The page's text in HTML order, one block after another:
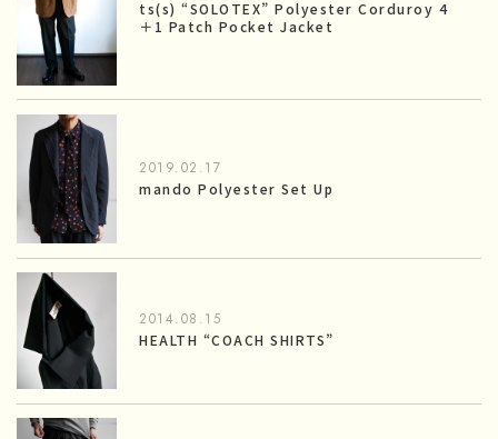
ts(s) “SOLOTEX” Polyester Corduroy 4
＋1 Patch Pocket Jacket
2019.02.17
mando Polyester Set Up
2014.08.15
HEALTH “COACH SHIRTS”